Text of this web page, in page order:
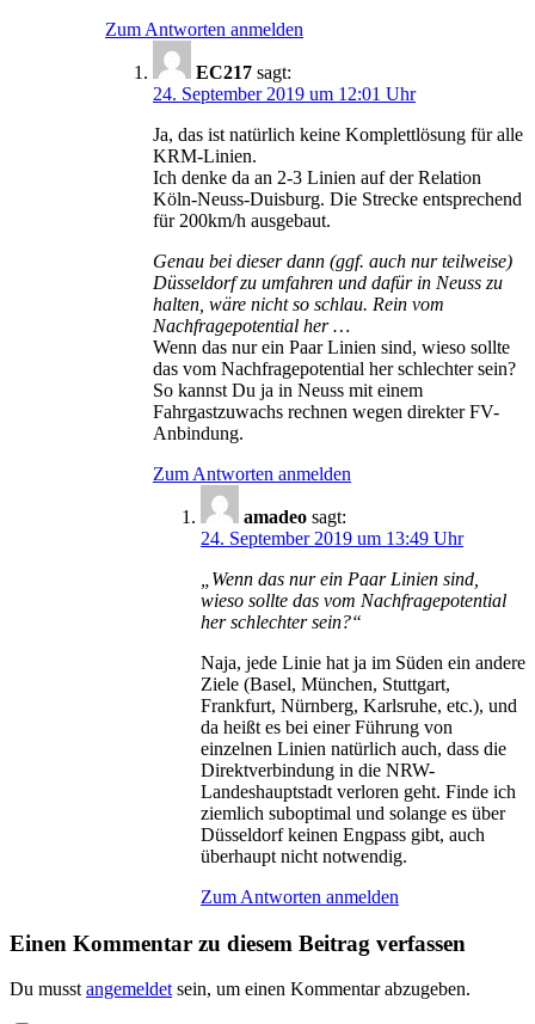
Zum Antworten anmelden
EC217 sagt:
24. September 2019 um 12:01 Uhr
Ja, das ist natürlich keine Komplettlösung für alle
KRM-Linien.
Ich denke da an 2-3 Linien auf der Relation
Köln-Neuss-Duisburg. Die Strecke entsprechend
für 200km/h ausgebaut.
Genau bei dieser dann (ggf. auch nur teilweise)
Düsseldorf zu umfahren und dafür in Neuss zu
halten, wäre nicht so schlau. Rein vom
Nachfragepotential her …
Wenn das nur ein Paar Linien sind, wieso sollte
das vom Nachfragepotential her schlechter sein?
So kannst Du ja in Neuss mit einem
Fahrgastzuwachs rechnen wegen direkter FV-
Anbindung.
Zum Antworten anmelden
amadeo sagt:
24. September 2019 um 13:49 Uhr
„Wenn das nur ein Paar Linien sind,
wieso sollte das vom Nachfragepotential
her schlechter sein?“
Naja, jede Linie hat ja im Süden ein andere
Ziele (Basel, München, Stuttgart,
Frankfurt, Nürnberg, Karlsruhe, etc.), und
da heißt es bei einer Führung von
einzelnen Linien natürlich auch, dass die
Direktverbindung in die NRW-
Landeshauptstadt verloren geht. Finde ich
ziemlich suboptimal und solange es über
Düsseldorf keinen Engpass gibt, auch
überhaupt nicht notwendig.
Zum Antworten anmelden
Einen Kommentar zu diesem Beitrag verfassen
Du musst angemeldet sein, um einen Kommentar abzugeben.